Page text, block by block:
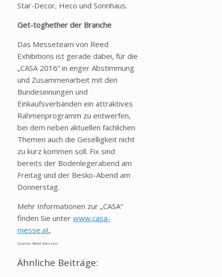
Star-Decor, Heco und Sonnhaus.
Get-toghether der Branche
Das Messeteam von Reed
Exhibitions ist gerade dabei, für die
„CASA 2016“ in enger Abstimmung
und Zusammenarbeit mit den
Bundesinnungen und
Einkaufsverbänden ein attraktives
Rahmenprogramm zu entwerfen,
bei dem neben aktuellen fachlichen
Themen auch die Geselligkeit nicht
zu kurz kommen soll. Fix sind
bereits der Bodenlegerabend am
Freitag und der Besko-Abend am
Donnerstag.
Mehr Informationen zur „CASA“
finden Sie unter www.casa-
messe.at,
Quelle: Reed Messen
Ähnliche Beiträge: